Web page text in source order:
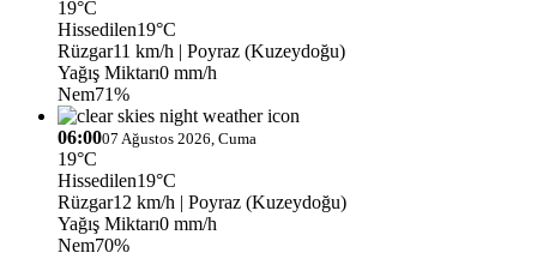
19°C
Hissedilen19°C
Rüzgar11 km/h | Poyraz (Kuzeydoğu)
Yağış Miktarı0 mm/h
Nem71%
06:0007 Ağustos 2026, Cuma
19°C
Hissedilen19°C
Rüzgar12 km/h | Poyraz (Kuzeydoğu)
Yağış Miktarı0 mm/h
Nem70%